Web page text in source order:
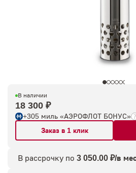
В наличии
18 300 ₽
+305 миль «АЭРОФЛОТ БОНУС»
Заказ в 1 клик
В рассрочку по 3 050.00 ₽/в